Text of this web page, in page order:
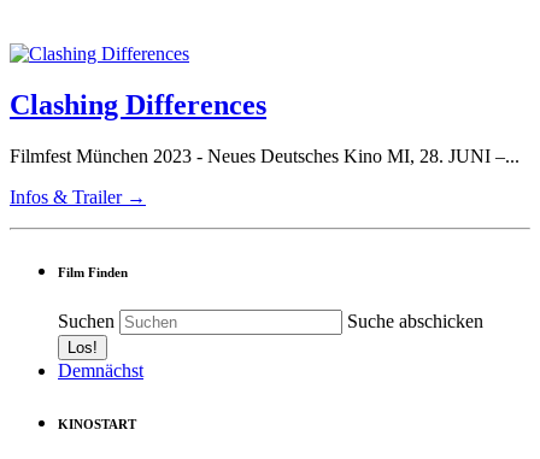
Clashing Differences
Filmfest München 2023 - Neues Deutsches Kino MI, 28. JUNI –...
Infos & Trailer →
Film Finden
Suchen Suche abschicken
Demnächst
KINOSTART